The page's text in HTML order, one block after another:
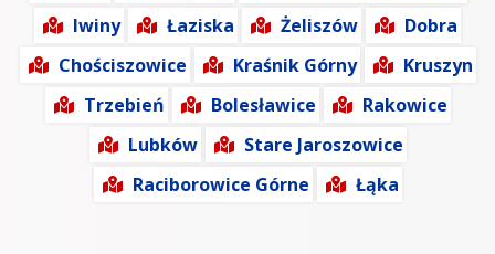
Iwiny
Łaziska Żeliszów
Dobra
Chościszowice
Kraśnik Górny
Kruszyn
Trzebień
Bolesławice
Rakowice
Lubków
Stare Jaroszowice
Raciborowice Górne
Łąka